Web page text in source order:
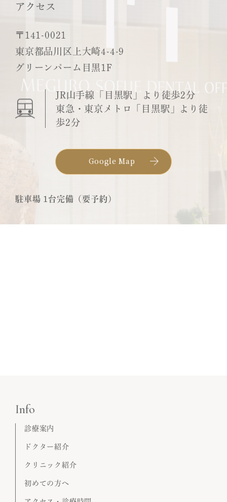
アクセス
〒141-0021
東京都品川区上大崎4-4-9
グリーンパーム目黒1F
JR山手線「目黒駅」より徒歩2分
東急・東京メトロ「目黒駅」より徒
歩2分
Google Map
駐車場 1台完備（要予約）
Info
診療案内
ドクター紹介
クリニック紹介
初めての方へ